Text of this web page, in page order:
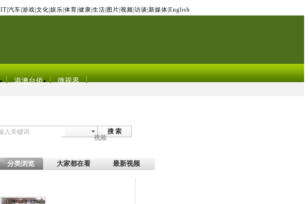
IT| 汽车 游戏 文化 娱乐 体育 健康 生活 图片 视频 访谈 新媒体 English
港澳台侨 微视界
搜 索
视频
分类浏览 大家都在看 最新视频